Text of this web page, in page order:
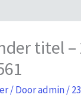
titel –
/ Dooradmin/